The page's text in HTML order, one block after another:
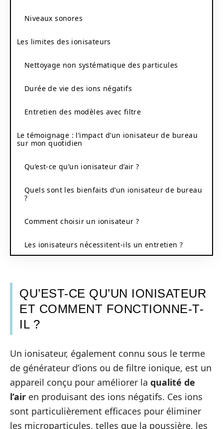
Niveaux sonores
Les limites des ionisateurs
Nettoyage non systématique des particules
Durée de vie des ions négatifs
Entretien des modèles avec filtre
Le témoignage : l’impact d’un ionisateur de bureau
sur mon quotidien
Qu’est-ce qu’un ionisateur d’air ?
Quels sont les bienfaits d’un ionisateur de bureau
?
Comment choisir un ionisateur ?
Les ionisateurs nécessitent-ils un entretien ?
QU’EST-CE QU’UN IONISATEUR
ET COMMENT FONCTIONNE-T-
IL ?
Un ionisateur, également connu sous le terme
de générateur d’ions ou de filtre ionique, est un
appareil conçu pour améliorer la qualité de
l’air en produisant des ions négatifs. Ces ions
sont particulièrement efficaces pour éliminer
les microparticules, telles que la poussière, les